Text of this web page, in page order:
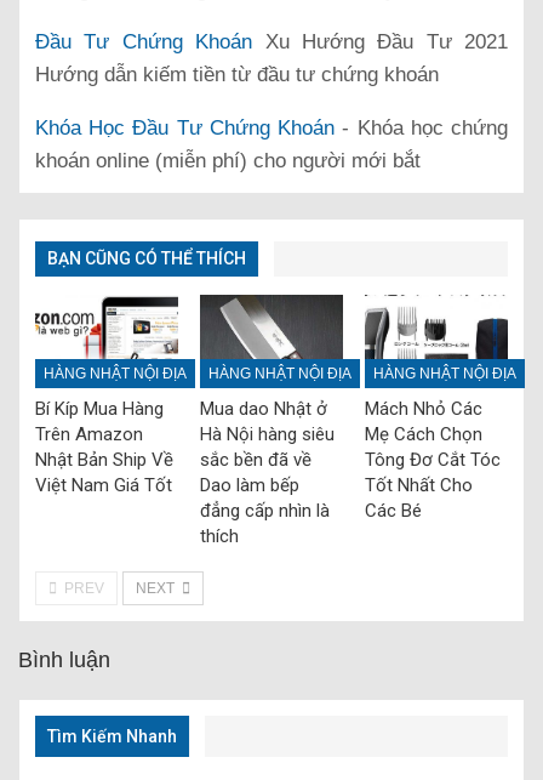
Đầu Tư Chứng Khoán Xu Hướng Đầu Tư 2021
Hướng dẫn kiếm tiền từ đầu tư chứng khoán
Khóa Học Đầu Tư Chứng Khoán - Khóa học chứng
khoán online (miễn phí) cho người mới bắt
BẠN CŨNG CÓ THỂ THÍCH
HÀNG NHẬT NỘI ĐỊA
Bí Kíp Mua Hàng
Trên Amazon
Nhật Bản Ship Về
Việt Nam Giá Tốt
HÀNG NHẬT NỘI ĐỊA
Mua dao Nhật ở
Hà Nội hàng siêu
sắc bền đã về
Dao làm bếp
đẳng cấp nhìn là
thích
HÀNG NHẬT NỘI ĐỊA
Mách Nhỏ Các
Mẹ Cách Chọn
Tông Đơ Cắt Tóc
Tốt Nhất Cho
Các Bé
PREV NEXT
Bình luận
Tìm Kiếm Nhanh